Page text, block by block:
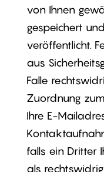
von Ihnen
gespeichert
veröffentlicht.
aus
Falle
Zuordnung
Ihre E-
falls ein Dritter
als